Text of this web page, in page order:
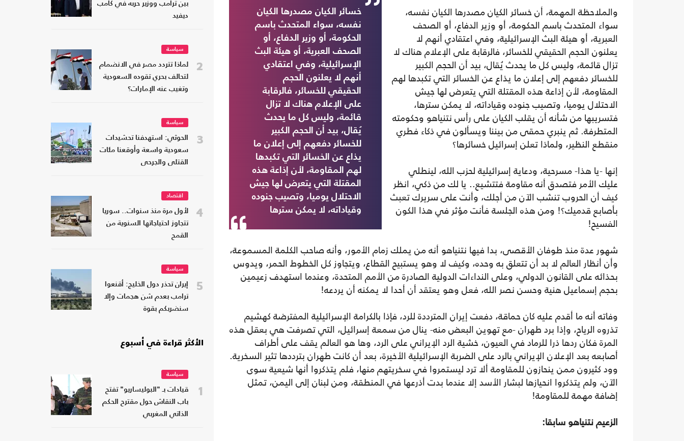
خسائر الكيان مصدرها الكيان
نفسه، سواء المتحدث باسم
الحكومة، أو وزير الدفاع، أو
الصحف العبرية، أو هيئة البث
الإسرائيلية، وفي اعتقادي
أنهم لا يعلنون الحجم
الحقيقي للخسائر، فالرقابة
على الإعلام هناك لا تزال
قائمة، وليس كل ما يحدث
يُقال، بيد أن الحجم الكبير
للخسائر دفعهم إلى إعلان ما
يذاع عن الخسائر التي تكبدها
لهم المقاومة، لأن إذاعة هذه
المقتلة التي يتعرض لها جيش
الاحتلال يوميا، وتصيب جنوده
وقياداته، لا يمكن سترها
والملاحظة المهمة، أن خسائر الكيان مصدرها الكيان نفسه،
سواء المتحدث باسم الحكومة، أو وزير الدفاع، أو الصحف
العبرية، أو هيئة البث الإسرائيلية، وفي اعتقادي أنهم لا
يعلنون الحجم الحقيقي للخسائر، فالرقابة على الإعلام هناك لا
تزال قائمة، وليس كل ما يحدث يُقال، بيد أن الحجم الكبير
للخسائر دفعهم إلى إعلان ما يذاع عن الخسائر التي تكبدها لهم
المقاومة، لأن إذاعة هذه المقتلة التي يتعرض لها جيش
الاحتلال يوميا، وتصيب جنوده وقياداته، لا يمكن سترها،
فتسريبها من شأنه أن يقلب الكيان على رأس نتنياهو وحكومته
المتطرفة. ثم ينبري حمقى من بيننا ويسألون في ذكاء فطري
منقطع النظير، ولماذا تعلن إسرائيل خسائرها؟
إنها -يا هذا- مسرحية، ودعاية إسرائيلية لحزب الله، لينطلي
عليك الأمر فتصدق أنه مقاومة فتتشيع.. يا لك من ذكي، انظر
كيف أن الحروب تنشب الآن من أجلك، وأنت على سريرك تعبث
بأصابع قدميك؟! ومن هذه الجلسة فأنت مؤثر في هذا الكون
الفسيح!
شهور عدة منذ طوفان الأقصى، بدا فيها نتنياهو أنه من يملك زمام الأمور، وأنه صاحب الكلمة المسموعة،
وأن أنظار العالم لا بد أن تتعلق به وحده، وكيف لا وهو يستبيح القطاع، ويتجاوز كل الخطوط الحمر، ويدوس
بحذائه على القانون الدولي، وعلى النداءات الدولية الصادرة من الأمم المتحدة، وعندما استهدف زعيمين
بحجم إسماعيل هنية وحسن نصر الله، فعل وهو يعتقد أن أحدا لا يمكنه أن يردعه!
وفاته أنه ما أقدم عليه كان حماقة، دفعت إيران المترددة للرد، فإذا بالكرامة الإسرائيلية المفترضة كهشيم
تذروه الرياح، وإذا برد طهران -مع تهوين البعض منه- ينال من سمعة إسرائيل، التي تصرفت هي بعقل هذه
المرة فكان ردها ذرا للرماد في العيون، خشية الرد الإيراني على الرد، وها هو العالم يقف على أطراف
أصابعه بعد الإعلان الإيراني بالرد على الضربة الإسرائيلية الأخيرة، بعد أن كانت طهران بترددها تثير السخرية.
وود كثيرون ممن ينحازون للمقاومة ألا ترد ليستمروا في سخريتهم منها، فلم يتذكروا أنها شيعية سوى
الآن، ولم يتذكروا انحيازها لبشار الأسد إلا عندما بدت أذرعها في المنطقة، ومن لبنان إلى اليمن، تمثل
إضافة مهمة للمقاومة!
الزعيم نتنياهو سابقا:
بين ترامب ووزير حربه في كامب
ديفيد
2
سياسة
لماذا تتردد مصر في الانضمام
لتحالف بحري تقوده السعودية
وتغيب عنه الإمارات؟
3
سياسة
الحوثي: استهدفنا تحشيدات
سعودية واسعة وأوقعنا مئات
القتلى والجرحى
4
اقتصاد
لأول مرة منذ سنوات.. سوريا
تتجاوز احتياجاتها السنوية من
القمح
5
سياسة
إيران تحذر دول الخليج: أقنعوا
ترامب بعدم شن هجمات وإلا
سنضربكم بقوة
الأكثر قراءة في أسبوع
1
سياسة
قيادات بـ "البوليساريو" تفتح
باب النقاش حول مقترح الحكم
الذاتي المغربي